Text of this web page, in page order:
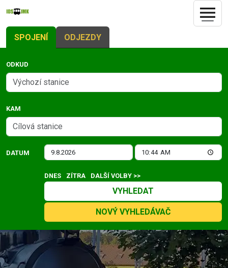
SPOJENÍ ODJEZDY
ODKUD
KAM
DATUM
DNES ZÍTRA DALŠÍ VOLBY >>
VYHLEDAT
NOVÝ VYHLEDÁVAČ
Slide 1 of 4